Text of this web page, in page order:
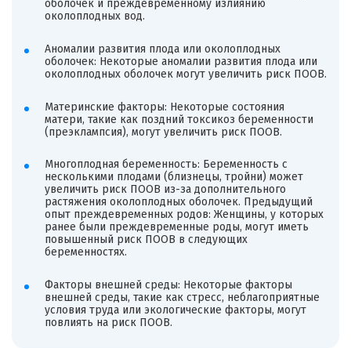
оболочек и преждевременному излиянию
околоплодных вод.
Аномалии развития плода или околоплодных
оболочек: Некоторые аномалии развития плода или
околоплодных оболочек могут увеличить риск ПООВ.
Материнские факторы: Некоторые состояния
матери, такие как поздний токсикоз беременности
(преэклампсия), могут увеличить риск ПООВ.
Многоплодная беременность: Беременность с
несколькими плодами (близнецы, тройни) может
увеличить риск ПООВ из-за дополнительного
растяжения околоплодных оболочек. Предыдущий
опыт преждевременных родов: Женщины, у которых
ранее были преждевременные роды, могут иметь
повышенный риск ПООВ в следующих
беременностях.
Факторы внешней среды: Некоторые факторы
внешней среды, такие как стресс, неблагоприятные
условия труда или экологические факторы, могут
повлиять на риск ПООВ.